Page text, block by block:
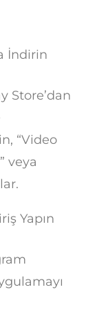
İndirin
Store’dan
“Video
veya
Yapın